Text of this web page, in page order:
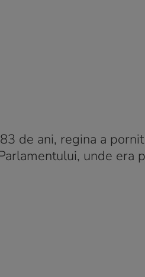
de ani, regina a
unde era